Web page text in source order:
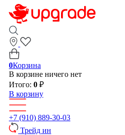
0Корзина
В корзине ничего нет
Итого: 0 ₽
В корзину
+7 (910) 889-30-03
Трейд ин